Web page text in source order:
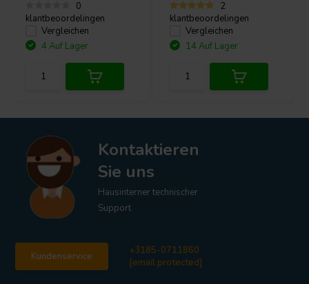
0
klantbeoordelingen
Vergleichen
4 Auf Lager
2
klantbeoordelingen
Vergleichen
14 Auf Lager
Kontaktieren
Sie uns
Hausinterner technischer
Support
Kundenservice
+3185-0711860
[email protected]